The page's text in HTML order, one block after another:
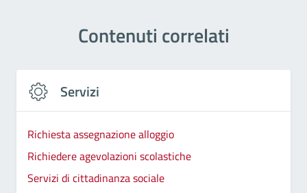
Contenuti correlati
Servizi
Richiesta assegnazione alloggio
Richiedere agevolazioni scolastiche
Servizi di cittadinanza sociale